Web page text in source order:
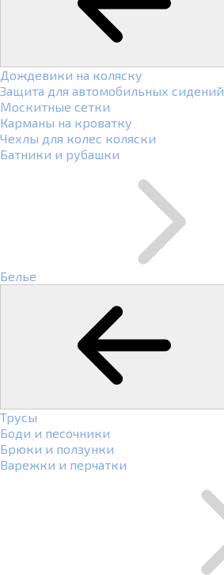
Дождевики на коляску
Защита для автомобильных сидений
Москитные сетки
Карманы на кроватку
Чехлы для колес коляски
Батники и рубашки
Белье
Трусы
Боди и песочники
Брюки и ползунки
Варежки и перчатки